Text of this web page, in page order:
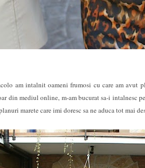
am intalnit oameni frumosi cu care am avut
din mediul online, m-am bucurat sa-i intalnesc
marete care imi doresc sa ne aduca tot mai